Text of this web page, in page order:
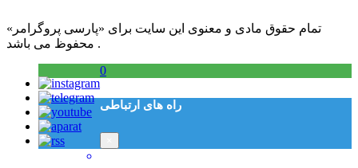
تمام حقوق مادی و معنوی این سایت برای «پارسی پروگرامر»
محفوظ می باشد .
0
راه های ارتباطی